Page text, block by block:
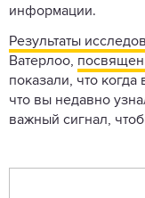
информации.
Результаты
Ватерлоо,
показали, что когда
что вы недавно
важный сигнал,